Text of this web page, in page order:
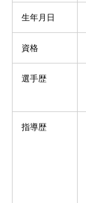
生年月日
資格
選手歴
指導歴